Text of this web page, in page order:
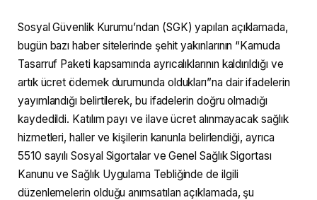
Sosyal Güvenlik Kurumu’ndan (SGK) yapılan açıklamada,
bugün bazı haber sitelerinde şehit yakınlarının “Kamuda
Tasarruf Paketi kapsamında ayrıcalıklarının kaldırıldığı ve
artık ücret ödemek durumunda oldukları”na dair ifadelerin
yayımlandığı belirtilerek, bu ifadelerin doğru olmadığı
kaydedildi. Katılım payı ve ilave ücret alınmayacak sağlık
hizmetleri, haller ve kişilerin kanunla belirlendiği, ayrıca
5510 sayılı Sosyal Sigortalar ve Genel Sağlık Sigortası
Kanunu ve Sağlık Uygulama Tebliğinde de ilgili
düzenlemelerin olduğu anımsatılan açıklamada, şu